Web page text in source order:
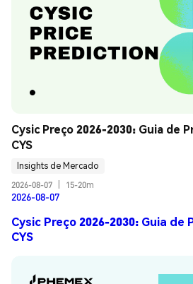
Cysic Preço 2026-2030: Guia de
CYS
Insights de Mercado
2026-08-07
15-20m
2026-08-07
Cysic Preço 2026-2030: Guia
CYS